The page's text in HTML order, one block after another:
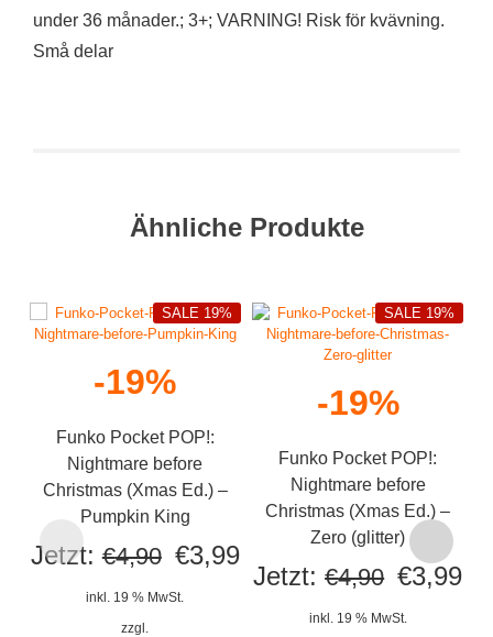
under 36 månader.; 3+; VARNING! Risk för kvävning.
Små delar
Ähnliche Produkte
-19%
Funko Pocket POP!:
Nightmare before
Christmas (Xmas Ed.) –
Pumpkin King
SALE 19%
Jetzt: €4,90 Ursprünglicher
Preis
€3,99Aktueller
Preis
inkl. 19 % MwSt.
zzgl.
-19%
Funko Pocket POP!:
Nightmare before
Christmas (Xmas Ed.) –
Zero (glitter)
SALE 19%
Jetzt: €4,90
Preis
€3,99
inkl. 19 % MwSt.